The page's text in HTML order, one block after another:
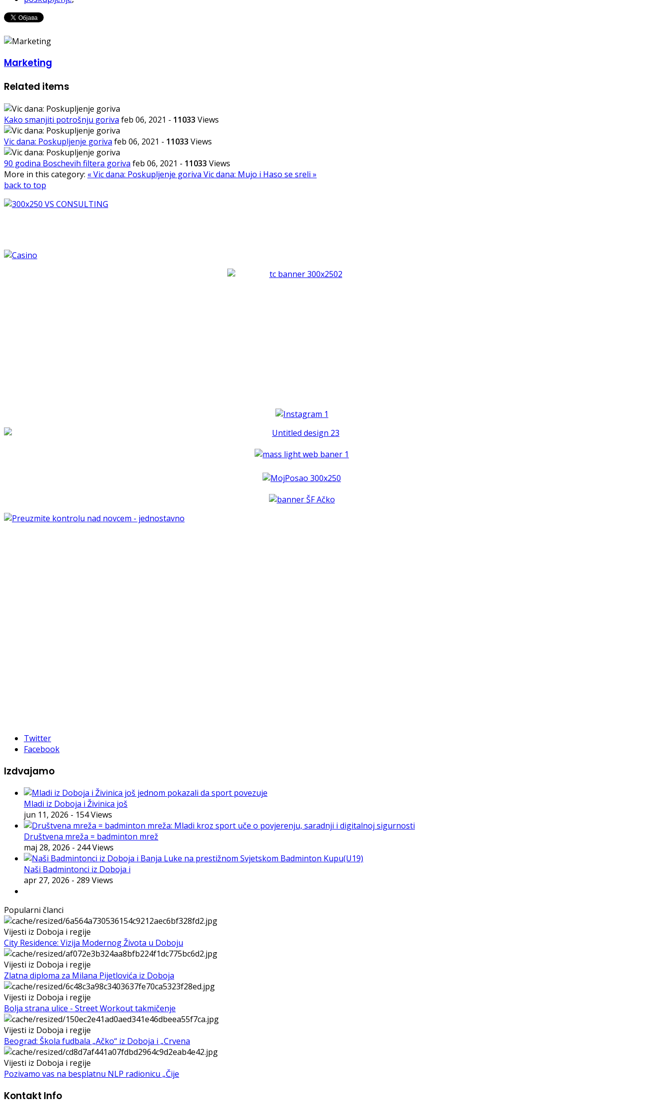
Marketing
Related items
Kako smanjiti potrošnju goriva feb 06, 2021 - 11033 Views
Vic dana: Poskupljenje goriva feb 06, 2021 - 11033 Views
90 godina Boschevih filtera goriva feb 06, 2021 - 11033 Views
More in this category: « Vic dana: Poskupljenje goriva Vic dana: Mujo i Haso se sreli »
back to top
Twitter
Facebook
Izdvajamo
Mladi iz Doboja i Živinica još
jun 11, 2026 - 154 Views
Društvena mreža = badminton mrež
maj 28, 2026 - 244 Views
Naši Badmintonci iz Doboja i
apr 27, 2026 - 289 Views
Popularni članci
Vijesti iz Doboja i regije
City Residence: Vizija Modernog Života u Doboju
Vijesti iz Doboja i regije
Zlatna diploma za Milana Pijetlovića iz Doboja
Vijesti iz Doboja i regije
Bolja strana ulice - Street Workout takmičenje
Vijesti iz Doboja i regije
Beograd: Škola fudbala „Ačko“ iz Doboja i „Crvena
Vijesti iz Doboja i regije
Pozivamo vas na besplatnu NLP radionicu „Čije
Kontakt Info